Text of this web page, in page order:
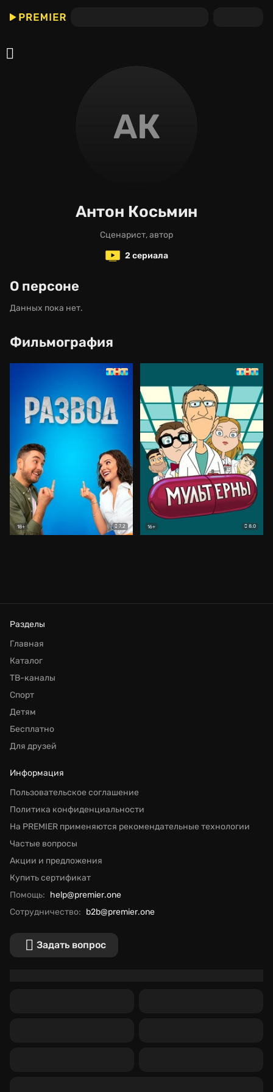
АК
Антон Косьмин
сценарист, автор
2 сериала
О персоне
Данных пока нет.
Фильмография
18+ 7.2 16+ 8.0
Разделы
Главная
Каталог
ТВ-каналы
Спорт
Детям
Бесплатно
Для друзей
Информация
Пользовательское соглашение
Политика конфиденциальности
На PREMIER применяются рекомендательные технологии
Частые вопросы
Акции и предложения
Купить сертификат
Помощь: help@premier.one
Сотрудничество: b2b@premier.one
Задать вопрос